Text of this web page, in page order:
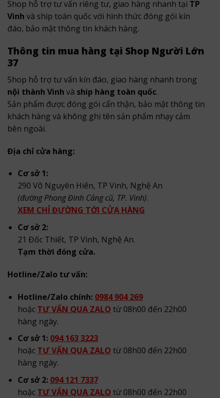
Shop hỗ trợ tư vấn riêng tư, giao hàng nhanh tại TP
Vinh và ship toàn quốc với hình thức đóng gói kín
đáo, bảo mật thông tin khách hàng.
Thông tin mua hàng tại Shop Người Lớn
37
Shop hỗ trợ tư vấn kín đáo, giao hàng nhanh trong
nội thành Vinh và ship hàng toàn quốc.
Sản phẩm được đóng gói cẩn thận, bảo mật thông tin
khách hàng và không ghi tên sản phẩm nhạy cảm
bên ngoài.
Địa chỉ cửa hàng:
Cơ sở 1:
290 Võ Nguyên Hiến, TP Vinh, Nghệ An
(đường Phong Đình Cảng cũ, TP. Vinh).
XEM CHỈ ĐƯỜNG TỚI CỬA HÀNG
Cơ sở 2:
21 Đốc Thiết, TP Vinh, Nghệ An.
Tạm thời đóng cửa.
Hotline/Zalo tư vấn:
Hotline/Zalo chính: 0984 904 269
hoặc TƯ VẤN QUA ZALO từ 08h00 đến 22h00
hàng ngày.
Cơ sở 1: 094 163 3223
hoặc TƯ VẤN QUA ZALO từ 08h00 đến 22h00
hàng ngày.
Cơ sở 2: 094 121 7337
hoặc TƯ VẤN QUA ZALO từ 08h00 đến 22h00